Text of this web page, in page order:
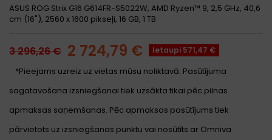
ASUS ROG Strix G16 G614FR-S5022W, AMD Ryzen™ 9, 2,5 GHz, 40,6
cm (16"), 2560 x 1600 pikseļi, 16 GB, 1 TB
3 296,26 € 2 724,79 € Ietaupi 571,47 €
*Pieejams uzreiz uz vietas mūsu noliktavā. Pasūtījuma
sagatavošana izsniegšanai tiek uzsākta tikai pēc pilnas
apmaksas saņemšanas. Pēc apmaksas pasūtījums tiek
pārvietots uz izsniegšanas punktu vai nosūtīts ar Omniva